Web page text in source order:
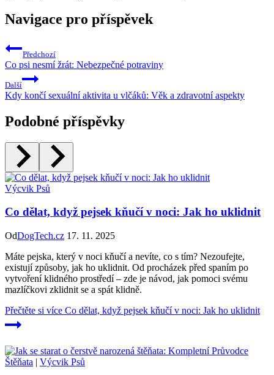
Navigace pro příspěvek
Předchozí
Co psi nesmí žrát: Nebezpečné potraviny
Další
Kdy končí sexuální aktivita u vlčáků: Věk a zdravotní aspekty
Podobné příspěvky
Výcvik Psů
Co dělat, když pejsek kňučí v noci: Jak ho uklidnit
OdDogTech.cz 17. 11. 2025
Máte pejska, který v noci kňučí a nevíte, co s tím? Nezoufejte,
existují způsoby, jak ho uklidnit. Od procházek před spaním po
vytvoření klidného prostředí – zde je návod, jak pomoci svému
mazlíčkovi zklidnit se a spát klidně.
Přečtěte si více Co dělat, když pejsek kňučí v noci: Jak ho uklidnit
Štěňata | Výcvik Psů